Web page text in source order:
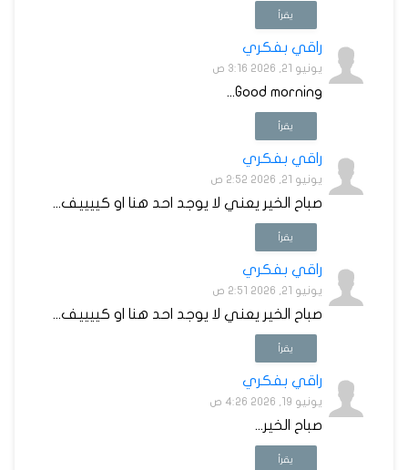
يقرأ
راقي بفكري
يونيو 21, 2026 3:16 ص
Good morning...
يقرأ
راقي بفكري
يونيو 21, 2026 2:52 ص
صباح الخير يعني لا يوجد احد هنا او كييييف...
يقرأ
راقي بفكري
يونيو 21, 2026 2:51 ص
صباح الخير يعني لا يوجد احد هنا او كييييف...
يقرأ
راقي بفكري
يونيو 19, 2026 4:26 ص
صباح الخير...
يقرأ